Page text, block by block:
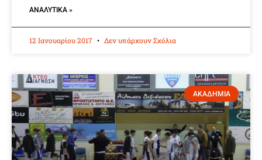
ΑΝΑΛΥΤΙΚΆ »
12 Ιανουαρίου 2017 Δεν υπάρχουν Σχόλια
ΑΚΑΔΗΜΙΑ